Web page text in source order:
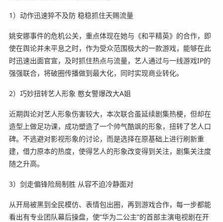
1）动作迅速猝不及防 稳稳抓住天赐流量
姚安娜事件的危机公关，重点体现在她与《和平精英》的合作，即
使在舆论并未平息之时，作为受众范围极大的一款游戏，能够在此
时迅速出面官宣，及时抓住热点与流量，艺人通过与一线游戏IP的
强强联合，将破圈传播做到最大化，同时实现商业转化。
2）巧妙扭转艺人形象 憨女警爆改大A姐
近期舆论对艺人形象伤害较大，本次联合虽延续剧集热梗，但却在
造型上做足功课，成功塑造了一个帅气酷飒的形象，扭转了艺人口
碑。不逃避对影视形象的讨论，而是选择在原基础上进行刷新重
建，借力原本的热度，使得艺人的形象改变得到关注，剧集关注度
随之升高。
3）剑走偏锋险局制胜 从容不迫冷静面对
从开局被黑到全民模仿、表情包出圈，再到游戏合作，每一步都能
看出有专业团队幕后操盘，使“华为二公主”的首部主演电视剧在开